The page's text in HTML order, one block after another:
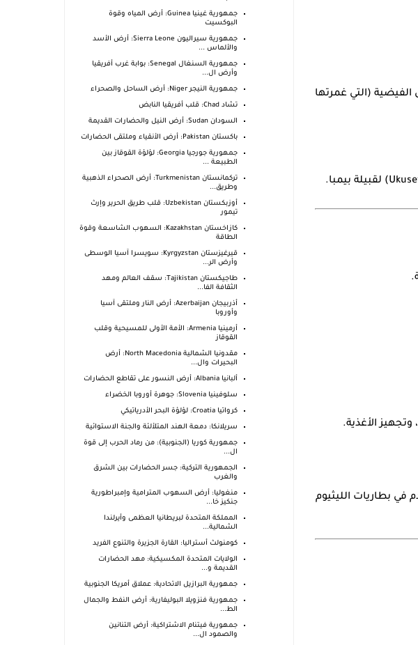
(التي غمرتها
وتجهيز الأغذية.
في بطاريات الليثيوم
جمهورية غينيا Guinea: أرض المياه وقوة
البوكسيت
جمهورية سيراليون Sierra Leone: أرض الأسد
والألماس ...
جمهورية السنغال Senegal: بوابة غرب أفريقيا
وأرض ال...
جمهورية النيجر Niger: أرض الساحل والصحراء
تشاد Chad: قلب أفريقيا النابض
السودان Sudan: أرض النيل والحضارات القديمة
باكستان Pakistan: أرض الأنقياء وملتقى الحضارات
جمهورية جورجيا Georgia: لؤلؤة القوقاز بين
الطبيعة ...
تركمانستان Turkmenistan: أرض الصحراء الذهبية
وطريق...
أوزبكستان Uzbekistan: قلب طريق الحرير وإرث
تيمور
كازاخستان Kazakhstan: السهوب الشاسعة وقوة
الطاقة
قيرغيزستان Kyrgyzstan: سويسرا آسيا الوسطى
وأرض الر...
طاجيكستان Tajikistan: سقف العالم ومهد
الثقافة الفا...
أذربيجان Azerbaijan: أرض النار وملتقى آسيا
وأوروبا
أرمينيا Armenia: الأمة الأولى للمسيحية وقلب
القوقاز
مقدونيا الشمالية North Macedonia: أرض
البحيرات وال...
ألبانيا Albania: أرض النسور على تقاطع الحضارات
سلوفينيا Slovenia: جوهرة أوروبا الخضراء
كرواتيا Croatia: لؤلؤة البحر الأدرياتيكي
سريلانكا: دمعة الهند المتلألئة والجنة الاستوائية
جمهورية كوريا (الجنوبية): من رماد الحرب إلى قوة
ال...
الجمهورية التركية: جسر الحضارات بين الشرق
والغرب
منغوليا: أرض السهوب المترامية وإمبراطورية
جنكيز خا...
المملكة المتحدة لبريطانيا العظمى وأيرلندا
الشمالية...
كومنولث أستراليا: القارة الجزيرة والتنوع الفريد
الولايات المتحدة المكسيكية: مهد الحضارات
القديمة و...
جمهورية البرازيل الاتحادية: عملاق أمريكا الجنوبية
جمهورية فنزويلا البوليفارية: أرض النفط والجمال
الط...
جمهورية فيتنام الاشتراكية: أرض التنانين
والصمود ال...